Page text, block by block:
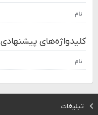
نام
کلیدواژه‌های پیشنهادی
نام
تبلیغات